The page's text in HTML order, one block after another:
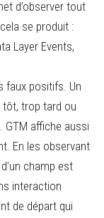
d’observer tout
se produit :
Layer Events,
faux positifs. Un
tôt, trop tard ou
GTM affiche aussi
En les observant
champ est
interaction
de départ qui